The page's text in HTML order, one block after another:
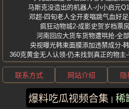
马斯克没造出的机器人-小小启元
邓超-四旬老人全开麦唱跳气血好
疯狂动物城2-成影史贺岁档票
河南回应大货车货物遭哄抢-全
央视曝光韩束面膜添加违禁成分-
360克黄金无人认领-仍未找到真正的物
爆料吃瓜视频合集 稀
联系方式 网站介绍 隐
版权所有 ©2025